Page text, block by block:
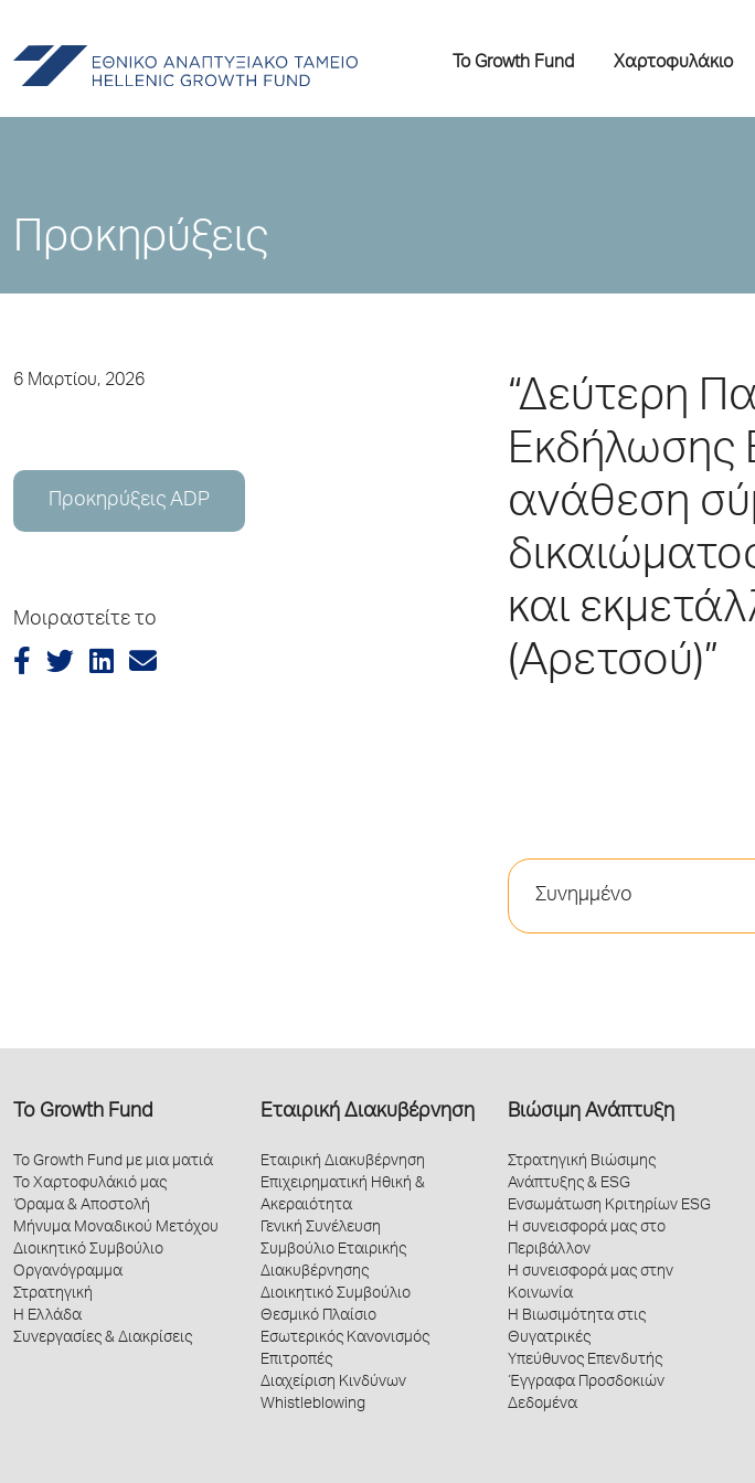
Το Growth Fund Χαρτοφυλάκιο
Προκηρύξεις
6 Μαρτίου, 2026
Προκηρύξεις ADP
Μοιραστείτε το
“Δεύτερη
Εκδήλωσης
ανάθεση
και
(Αρετσού)”
Συνημμένο
Το Growth Fund
Το Growth Fund με μια ματιά
Το Χαρτοφυλάκιό μας
Όραμα & Αποστολή
Μήνυμα Μοναδικού Μετόχου
Διοικητικό Συμβούλιο
Οργανόγραμμα
Στρατηγική
Η Ελλάδα
Συνεργασίες & Διακρίσεις
Εταιρική Διακυβέρνηση
Εταιρική Διακυβέρνηση
Επιχειρηματική Ηθική &
Ακεραιότητα
Γενική Συνέλευση
Συμβούλιο Εταιρικής
Διακυβέρνησης
Διοικητικό Συμβούλιο
Θεσμικό Πλαίσιο
Εσωτερικός Κανονισμός
Επιτροπές
Διαχείριση Κινδύνων
Whistleblowing
Βιώσιμη Ανάπτυξη
Στρατηγική Βιώσιμης
Ανάπτυξης & ESG
Ενσωμάτωση Κριτηρίων ESG
Η συνεισφορά μας στο
Περιβάλλον
Η συνεισφορά μας στην
Κοινωνία
Η Βιωσιμότητα στις
Θυγατρικές
Υπεύθυνος Επενδυτής
Έγγραφα Προσδοκιών
Δεδομένα